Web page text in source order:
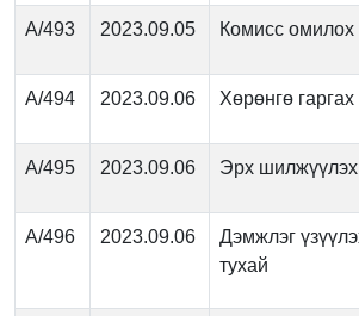
А/493 2023.09.05 Комисс омилох
А/494 2023.09.06 Хөрөнгө гаргах
А/495 2023.09.06 Эрх шилжүүлэх
А/496 2023.09.06
Дэмжлэг
тухай